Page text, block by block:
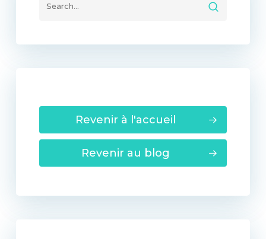
Revenir à l'accueil
Revenir au blog